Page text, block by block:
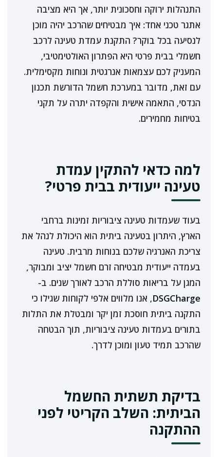
התנהלות ירוקה וחסכונית יותר, אך היא מציבה
אתגר טכני אחד: איך מבטיחים שהרכב יהיה מוכן
לנסיעה בכל בוקר? התקנת עמדת טעינה לרכב
חשמלי בבית פרטי היא הפתרון האולטימטיבי,
המעניק לכם עצמאות אנרגטית ונוחות מקסימלית.
עם זאת, מדובר במערכת חשמל הדורשת תכנון
הנדסי, התאמה אישית והקפדה יתרה על תקני
בטיחות מחמירים.
למה כדאי להתקין עמדת
טעינה ייעודית בבית פרטי?
בעוד שעמדות טעינה ציבוריות זמינות ברחבי
הארץ, היתרון בטעינה ביתית הוא היכולת לנהל את
צריכת האנרגיה שלכם בנוחות מרבית. טעינה
בעמדה ייעודית מבטיחה זרם חשמל יציב ומבוקר,
המגן על בריאות סוללת הרכב לאורך שנים. ב-
DSGCharge, אנו מלווים אלפי לקוחות שגילו כי
התקנה ביתית חוסכת זמן יקר ומבטלת את התלות
בתורים בעמדות טעינה ציבוריות, תוך הבטחה
שהרכב תמיד טעון ומוכן לדרך.
בדיקת תשתית החשמל
הביתית: השלב הקריטי לפני
ההתקנה